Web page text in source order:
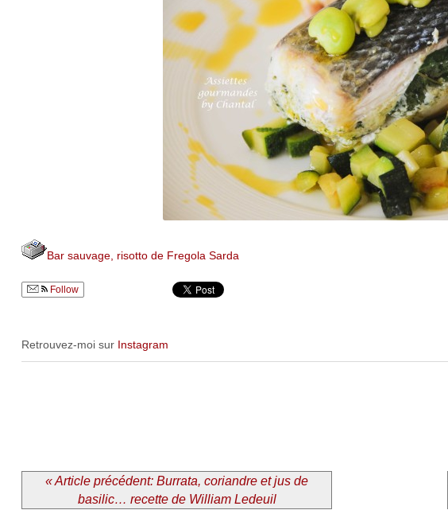
Bar sauvage, risotto de Fregola Sarda
Follow
Retrouvez-moi sur Instagram
« Article précédent: Burrata, coriandre et jus de
basilic… recette de William Ledeuil